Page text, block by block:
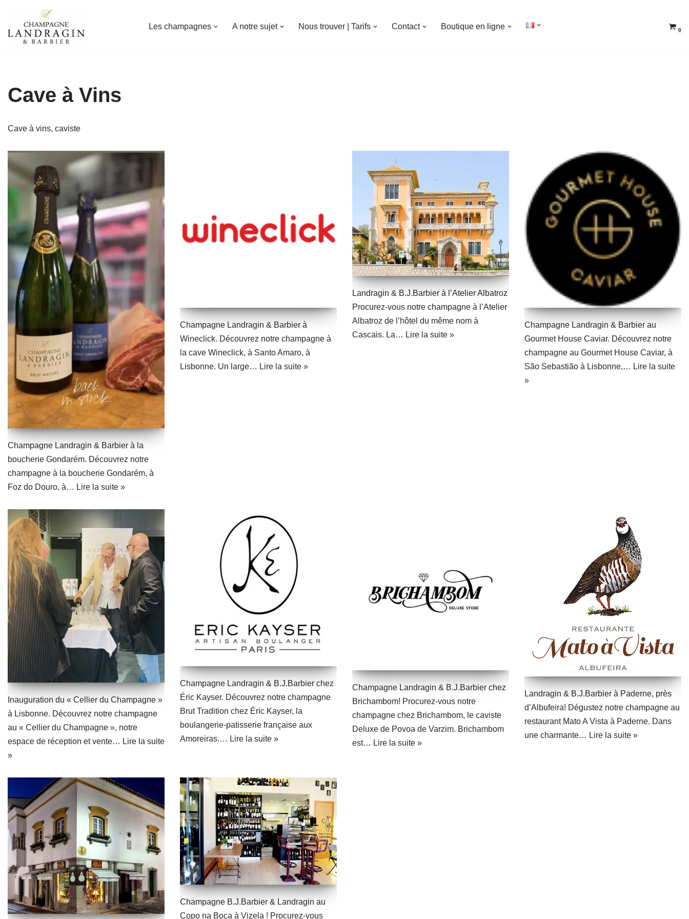
Aller
Les champagnes A notre sujet Nous trouver | Tarifs Contact Boutique en ligne 0
Cave à Vins
Cave à vins, caviste
Champagne Landragin & Barbier à la
boucherie Gondarém. Découvrez notre
champagne à la boucherie Gondarém, à
Foz do Douro, à… Lire la suite »
Champagne Landragin & Barbier à
Wineclick. Découvrez notre champagne à
la cave Wineclick, à Santo Amaro, à
Lisbonne. Un large… Lire la suite »
Landragin & B.J.Barbier à l’Atelier Albatroz
Procurez-vous notre champagne à l’Atelier
Albatroz de l’hôtel du même nom à
Cascais. La… Lire la suite »
Champagne Landragin & Barbier au
Gourmet House Caviar. Découvrez notre
champagne au Gourmet House Caviar, à
São Sebastião à Lisbonne,… Lire la suite
»
Inauguration du « Cellier du Champagne »
à Lisbonne. Découvrez notre champagne
au « Cellier du Champagne », notre
espace de réception et vente… Lire la suite
»
Champagne Landragin & B.J.Barbier chez
Éric Kayser. Découvrez notre champagne
Brut Tradition chez Éric Kayser, la
boulangerie-patisserie française aux
Amoreiras.… Lire la suite »
Champagne Landragin & B.J.Barbier chez
Brichambom! Procurez-vous notre
champagne chez Brichambom, le caviste
Deluxe de Povoa de Varzim. Brichambom
est… Lire la suite »
Landragin & B.J.Barbier à Paderne, près
d’Albufeira! Dégustez notre champagne au
restaurant Mato A Vista à Paderne. Dans
une charmante… Lire la suite »
Champagne B.J.Barbier & Landragin au
Copo na Boca à Vizela ! Procurez-vous